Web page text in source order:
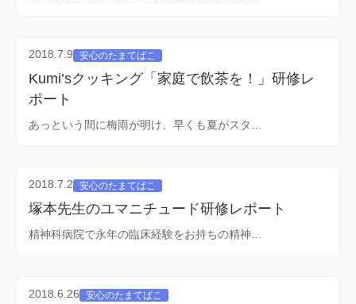
2018.7.9 安心のたまてばこ
Kumi’sクッキング「家庭で飲茶を！」研修レ
ポート
あっという間に梅雨が明け、早くも夏がスタ…
2018.7.2 安心のたまてばこ
塚本先生のユマニチュード研修レポート
精神科病院で永年の臨床経験をお持ちの精神…
2018.6.26 安心のたまてばこ